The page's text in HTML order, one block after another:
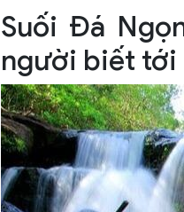
Suối Đá
người biết tới